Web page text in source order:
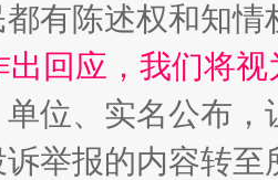
局
有陈述权和知情
出回应，我们将
位、实名公布
举报的内容转